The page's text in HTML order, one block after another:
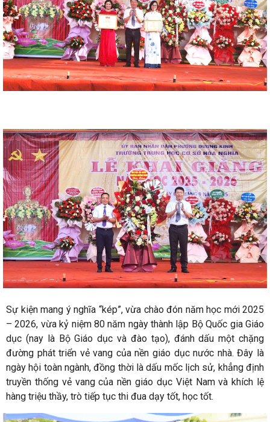
Sự kiện mang ý nghĩa “kép”, vừa chào đón năm học mới 2025
– 2026, vừa kỷ niệm 80 năm ngày thành lập Bộ Quốc gia Giáo
dục (nay là Bộ Giáo dục và đào tạo), đánh dấu một chặng
đường phát triển vẻ vang của nền giáo dục nước nhà. Đây là
ngày hội toàn ngành, đồng thời là dấu mốc lịch sử, khẳng định
truyền thống vẻ vang của nền giáo dục Việt Nam và khích lệ
hàng triệu thầy, trò tiếp tục thi đua dạy tốt, học tốt.